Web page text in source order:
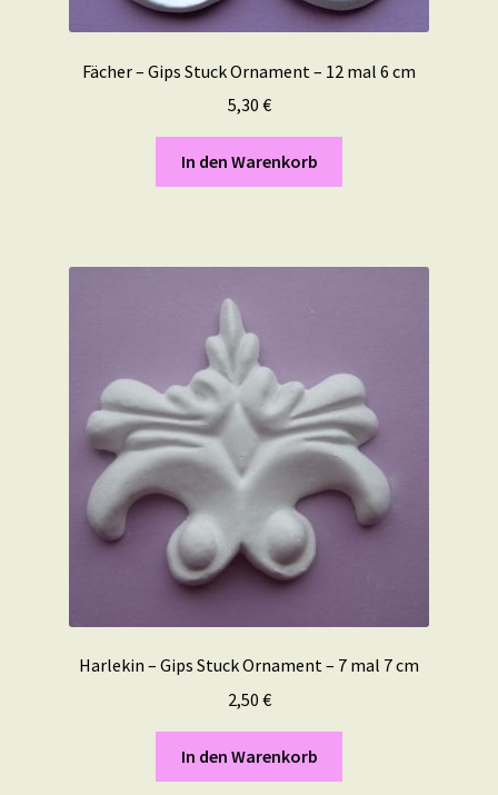
Fächer – Gips Stuck Ornament – 12 mal 6 cm
5,30 €
In den Warenkorb
Harlekin – Gips Stuck Ornament – 7 mal 7 cm
2,50 €
In den Warenkorb